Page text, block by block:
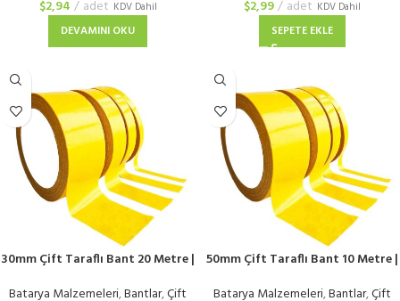
$2,94 adet KDV Dahil
DEVAMINI OKU
$2,99 adet KDV Dahil
SEPETE EKLE
30mm Çift Taraflı Bant 20 Metre |
Batarya Malzemeleri,Bantlar,Çift
50mm Çift Taraflı Bant 10 Metre |
Batarya Malzemeleri,Bantlar,Çift